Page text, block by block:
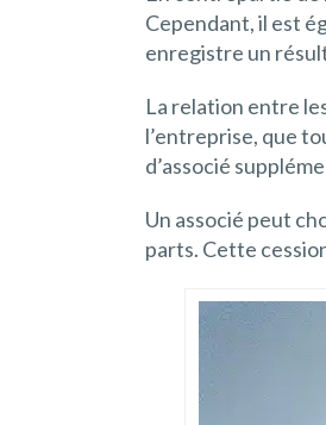
Cependant, il est
enregistre un
La relation entre
l’entreprise, que
d’associé
Un associé peut
parts. Cette